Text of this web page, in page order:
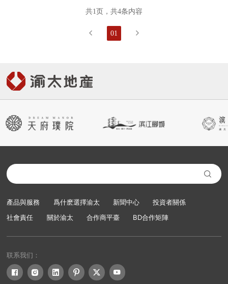
共1页，共4条内容
 01 

產品與服務 爲什麽選擇渝太 新聞中心
投資者關係
社會責任
關於渝太 合作商平臺 BD合作矩陣
联系我们：
     